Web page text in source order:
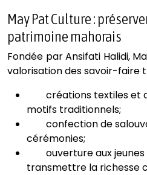
May Pat Culture :
patrimoine mahorais
Fondée par Ansifati Halidi,
valorisation des savoir-faire
créations textiles et
motifs traditionnels;
confection de
cérémonies;
ouverture aux
transmettre la richesse